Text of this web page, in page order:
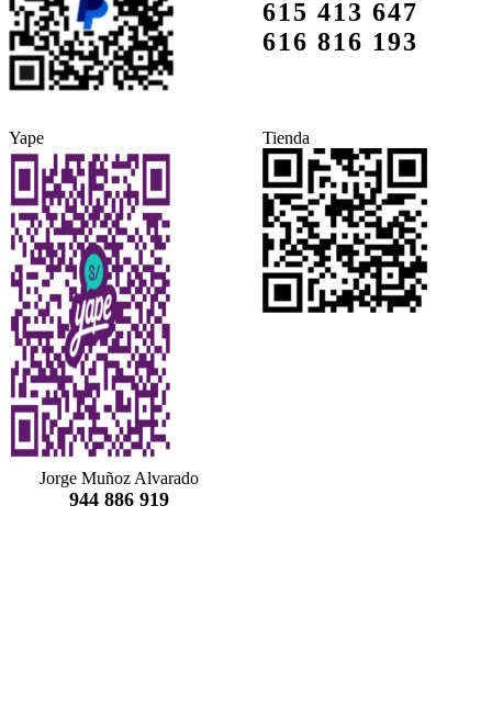
615 413 647
616 816 193
Yape
Jorge Muñoz Alvarado
944 886 919
Tienda